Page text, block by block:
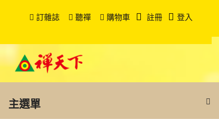
訂雜誌 聽禪 購物車 註冊 登入
主選單